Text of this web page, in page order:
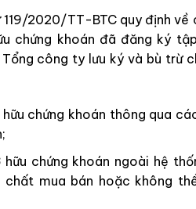
2020/TT-BTC quy định về
chứng khoán đã đăng ký
công ty lưu ký và bù trừ
hữu chứng khoán thông qua
hữu chứng khoán ngoài hệ
chất mua bán hoặc không